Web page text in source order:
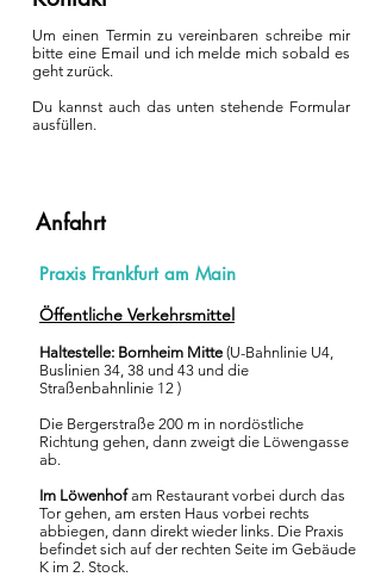
Um einen Termin zu vereinbaren schreibe mir
bitte eine Email und ich melde mich sobald es
geht zurück.
Du kannst auch das unten stehende Formular
ausfüllen.
Anfahrt
Praxis Frankfurt am Main
Öffentliche Verkehrsmittel
Haltestelle: Bornheim Mitte (U-Bahnlinie U4,
Buslinien 34, 38 und 43 und die
Straßenbahnlinie 12 )
Die Bergerstraße 200 m in nordöstliche
Richtung gehen, dann zweigt die Löwengasse
ab.
Im Löwenhofam Restaurant vorbei durch das
Tor gehen, am ersten Haus vorbei rechts
abbiegen, dann direkt wieder links. Die Praxis
befindet sich auf der rechten Seite im Gebäude
K im 2. Stock.